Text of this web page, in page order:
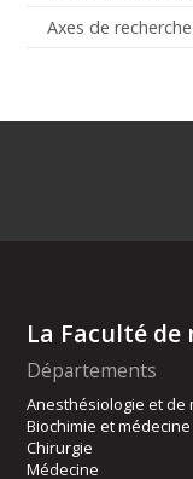
Axes de recherche
La Faculté de
Départements
Anesthésiologie et de
Biochimie et
Chirurgie
Médecine